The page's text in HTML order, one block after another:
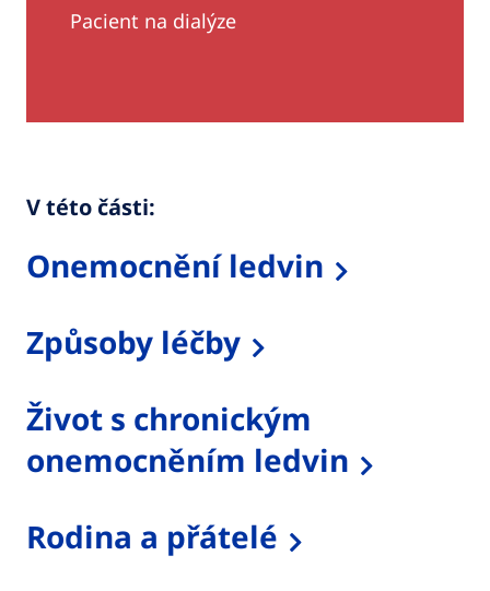
Pacient na dialýze
V této části:
Onemocnění ledvin
Způsoby léčby
Život s chronickým
onemocněním ledvin
Rodina a přátelé